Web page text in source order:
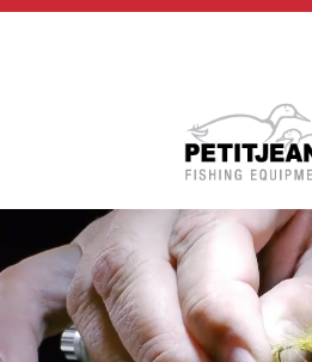
Biographie
Vidéos